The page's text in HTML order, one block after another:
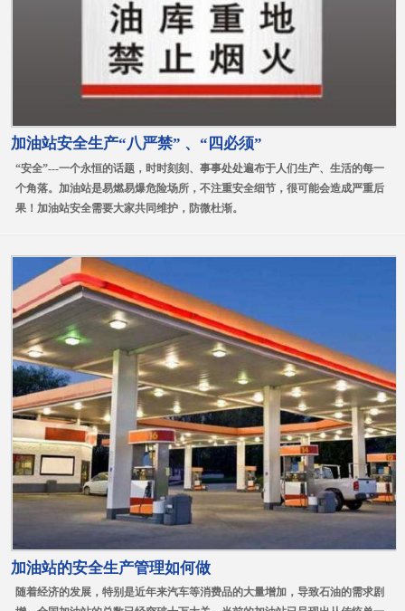
加油站安全生产“八严禁” 、“四必须”
“安全”---一个永恒的话题，时时刻刻、事事处处遍布于人们生产、生活的每一
个角落。加油站是易燃易爆危险场所，不注重安全细节，很可能会造成严重后
果！加油站安全需要大家共同维护，防微杜渐。
加油站的安全生产管理如何做
随着经济的发展，特别是近年来汽车等消费品的大量增加，导致石油的需求剧